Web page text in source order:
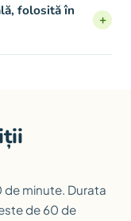
folosită în
+
de minute. Durata
de 60 de